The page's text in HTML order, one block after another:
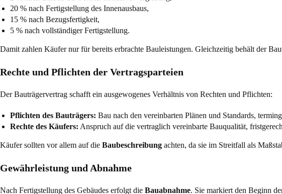
20 % nach Fertigstellung des Innenausbaus,
15 % nach Bezugsfertigkeit,
5 % nach vollständiger Fertigstellung.
Damit zahlen Käufer nur für bereits erbrachte Bauleistungen. Gleichzeitig behält der
Rechte und Pflichten der Vertragsparteien
Der Bauträgervertrag schafft ein ausgewogenes Verhältnis von Rechten und Pflichten:
Pflichten des Bauträgers: Bau nach den vereinbarten Plänen und Standards,
Rechte des Käufers: Anspruch auf die vertraglich vereinbarte Bauqualität,
Käufer sollten vor allem auf die Baubeschreibung achten, da sie im Streitfall als
Gewährleistung und Abnahme
Nach Fertigstellung des Gebäudes erfolgt die Bauabnahme. Sie markiert den Beginn